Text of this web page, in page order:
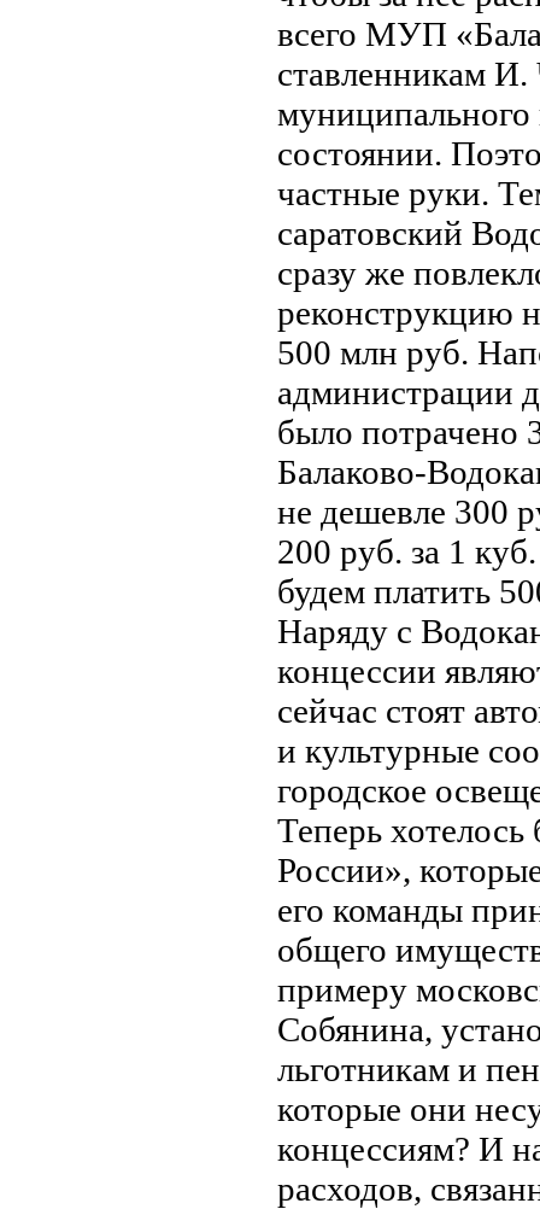
всего МУП
ставленникам И.
муниципального
состоянии.
частные руки.
саратовский
сразу же
реконструкцию
500 млн руб.
администрации
было потрачено
Балаково-
не дешевле 300
200 руб. за 1
будем платить
Наряду с
концессии
сейчас стоят
и культурные
городское
Теперь
России»,
его команды
общего
примеру
Собянина,
льготникам и
которые они
концессиям? И
расходов,